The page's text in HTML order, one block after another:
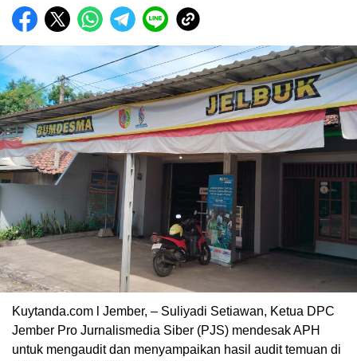
Kuytanda.com l Jember, – Suliyadi Setiawan, Ketua DPC
Jember Pro Jurnalismedia Siber (PJS) mendesak APH
untuk mengaudit dan menyampaikan hasil audit temuan di